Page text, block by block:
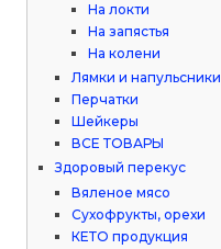
На локти
На запястья
На колени
Лямки и напульсники
Перчатки
Шейкеры
ВСЕ ТОВАРЫ
Здоровый перекус
Вяленое мясо
Сухофрукты, орехи
КЕТО продукция